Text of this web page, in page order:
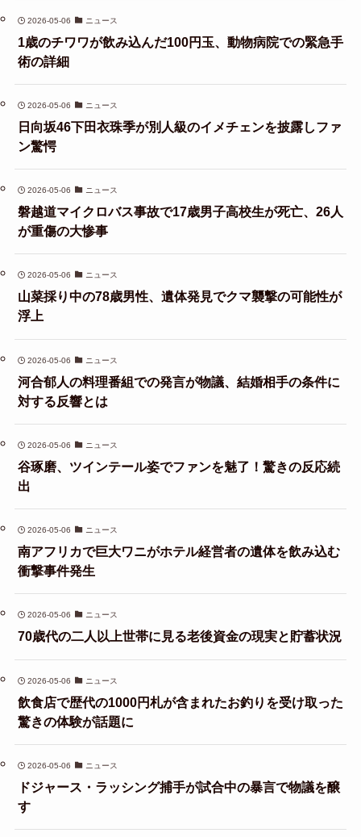
2026-05-06 ニュース
1歳のチワワが飲み込んだ100円玉、動物病院での緊急手
術の詳細
2026-05-06 ニュース
日向坂46下田衣珠季が別人級のイメチェンを披露しファ
ン驚愕
2026-05-06 ニュース
磐越道マイクロバス事故で17歳男子高校生が死亡、26人
が重傷の大惨事
2026-05-06 ニュース
山菜採り中の78歳男性、遺体発見でクマ襲撃の可能性が
浮上
2026-05-06 ニュース
河合郁人の料理番組での発言が物議、結婚相手の条件に
対する反響とは
2026-05-06 ニュース
谷琢磨、ツインテール姿でファンを魅了！驚きの反応続
出
2026-05-06 ニュース
南アフリカで巨大ワニがホテル経営者の遺体を飲み込む
衝撃事件発生
2026-05-06 ニュース
70歳代の二人以上世帯に見る老後資金の現実と貯蓄状況
2026-05-06 ニュース
飲食店で歴代の1000円札が含まれたお釣りを受け取った
驚きの体験が話題に
2026-05-06 ニュース
ドジャース・ラッシング捕手が試合中の暴言で物議を醸
す